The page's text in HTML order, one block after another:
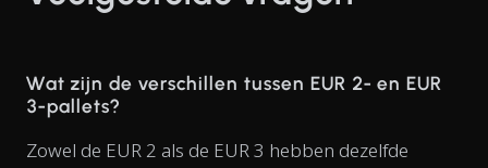
Wat zijn de verschillen tussen EUR 2- en EUR
3-pallets?
Zowel de EUR 2 als de EUR 3 hebben dezelfde